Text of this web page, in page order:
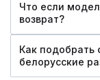
Что если
возврат?
Как подобрать
белорусские